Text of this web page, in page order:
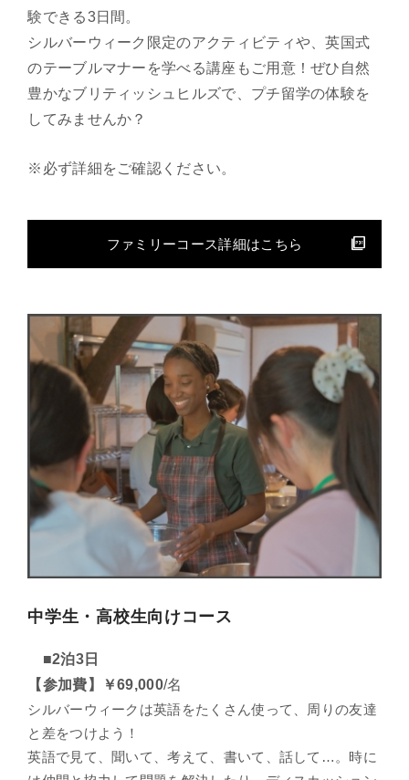
験できる3日間。
シルバーウィーク限定のアクティビティや、英国式
のテーブルマナーを学べる講座もご用意！ぜひ自然
豊かなブリティッシュヒルズで、プチ留学の体験を
してみませんか？
※必ず詳細をご確認ください。
ファミリーコース詳細はこちら
中学生・高校生向けコース
■2泊3日
【参加費】￥69,000/名
シルバーウィークは英語をたくさん使って、周りの友達
と差をつけよう！
英語で見て、聞いて、考えて、書いて、話して…。時に